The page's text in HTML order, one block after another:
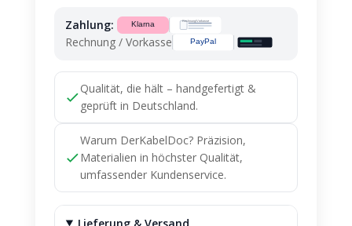
quantity
Zahlung:
Rechnung / Vorkasse
Qualität, die hält – handgefertigt &
geprüft in Deutschland.
Warum DerKabelDoc? Präzision,
Materialien in höchster Qualität,
umfassender Kundenservice.
Lieferung & Versand